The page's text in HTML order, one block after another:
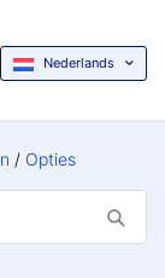
Nederlands
Opties